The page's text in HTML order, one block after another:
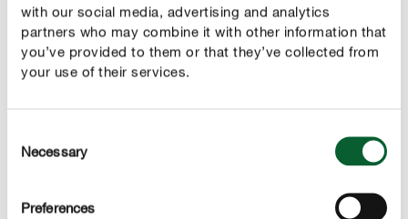
with our social media, advertising and analytics
partners who may combine it with other information that
you’ve provided to them or that they’ve collected from
your use of their services.
Selection
Necessary
Preferences
Spezial-Flüssigdünger mit extra Kalium für gesunde
und aromatische Tomaten
ausgewogene Nährstoffformel für einen kräftigen,
gesunden Wuchs